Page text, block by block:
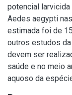
potencial
Aedes aegypti
estimada foi de
outros estudos
devem ser
saúde e no meio
aquoso da